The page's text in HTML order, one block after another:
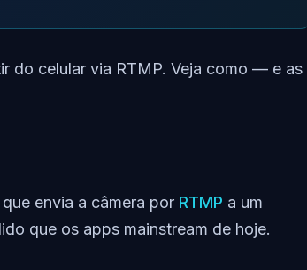
do celular via RTMP. Veja como — e as
envia a câmera por RTMP a um
que os apps mainstream de hoje.